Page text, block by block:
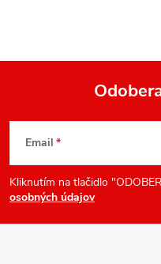
i
Email
Kliknutím na tlačidlo
osobných údajov